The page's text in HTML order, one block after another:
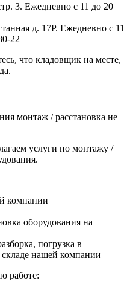
3. Ежедневно с 11 до 20
д. 17Р. Ежедневно с 11
22
что кладовщик на месте,
монтаж / расстановка не
услуги по монтажу /
компании
оборудования на
погрузка в
складе нашей компании
работе: